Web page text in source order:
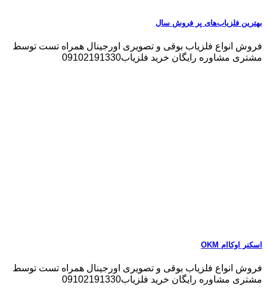
بهترین فلزیاب‌های پر فروش سال
فروش انواع فلزیاب بوقی و تصویری اورجینال همراه تست توسط
مشتری مشاوره رایگان خرید فلزیاب09102191330
اسکنر اوکاام OKM
فروش انواع فلزیاب بوقی و تصویری اورجینال همراه تست توسط
مشتری مشاوره رایگان خرید فلزیاب09102191330